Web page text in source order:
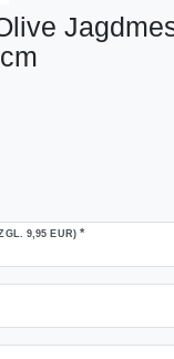
9,95 EUR) *